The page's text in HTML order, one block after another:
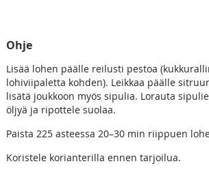
Ohje
Lisää lohen päälle reilusti pestoa
lohiviipaletta kohden). Leikkaa päälle
lisätä joukkoon myös sipulia. Lorauta
öljyä ja ripottele suolaa.
Paista 225 asteessa 20–30 min riippuen
Koristele korianterilla ennen tarjoilua.